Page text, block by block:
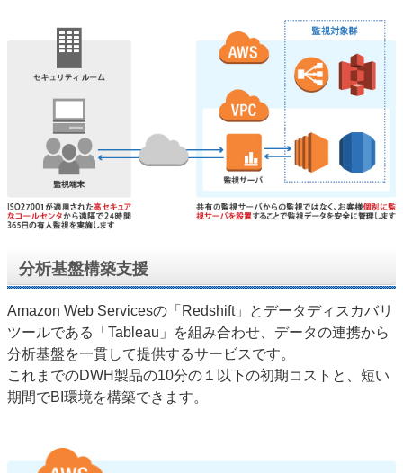
分析基盤構築支援
Amazon Web Servicesの「Redshift」とデータディスカバリ
ツールである「Tableau」を組み合わせ、データの連携から
分析基盤を一貫して提供するサービスです。
これまでのDWH製品の10分の１以下の初期コストと、短い
期間でBI環境を構築できます。